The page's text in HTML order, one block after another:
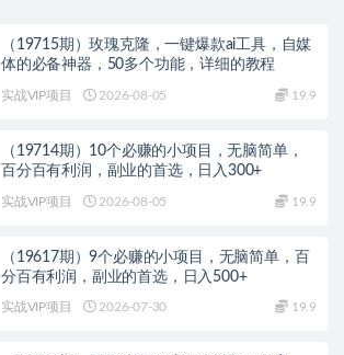
（19715期）玫瑰克隆，一键爆款ai工具，自媒
体的必备神器，50多个功能，详细的教程
实战VIP项目 2026-08-05 19.9
（19714期）10个必赚的小项目，无脑简单，
百分百有利润，副业的首选，日入300+
实战VIP项目 2026-08-05 19.9
（19617期）9个必赚的小项目，无脑简单，百
分百有利润，副业的首选，日入500+
实战VIP项目 2026-07-30 19.9